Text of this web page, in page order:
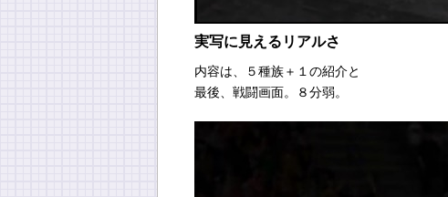
実写に見えるリアルさ
内容は、５種族＋１の紹介と
最後、戦闘画面。８分弱。